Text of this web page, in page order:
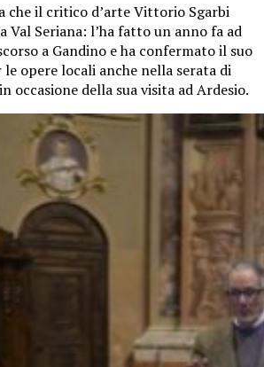
che il critico d’arte Vittorio Sgarbi
Val Seriana: l’ha fatto un anno fa ad
a Gandino e ha confermato il suo
opere locali anche nella serata di
occasione della sua visita ad Ardesio.